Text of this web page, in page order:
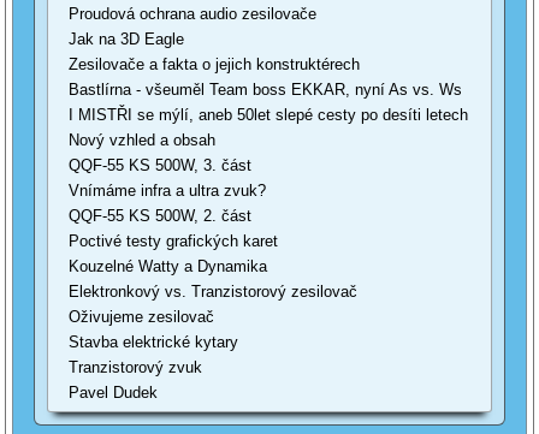
Proudová ochrana audio zesilovače
Jak na 3D Eagle
Zesilovače a fakta o jejich konstruktérech
Bastlírna - všeuměl Team boss EKKAR, nyní As vs. Ws
I MISTŘI se mýlí, aneb 50let slepé cesty po desíti letech
Nový vzhled a obsah
QQF-55 KS 500W, 3. část
Vnímáme infra a ultra zvuk?
QQF-55 KS 500W, 2. část
Poctivé testy grafických karet
Kouzelné Watty a Dynamika
Elektronkový vs. Tranzistorový zesilovač
Oživujeme zesilovač
Stavba elektrické kytary
Tranzistorový zvuk
Pavel Dudek